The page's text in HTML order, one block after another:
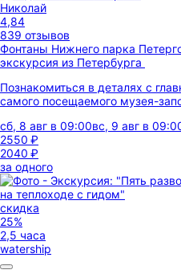
Николай
4,84
839 отзывов
Фонтаны Нижнего парка
экскурсия из Петербурга
Познакомиться в деталях с
самого посещаемого музея-
сб, 8 авг в 09:00вс, 9 авг в
2550 ₽
2040 ₽
за одного
скидка
25%
2,5 часа
watership